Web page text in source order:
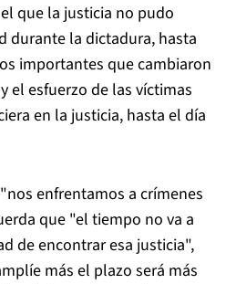
que la justicia no pudo
durante la dictadura, hasta
importantes que cambiaron
el esfuerzo de las víctimas
en la justicia, hasta el día
enfrentamos a crímenes
que "el tiempo no va a
de encontrar esa justicia",
más el plazo será más